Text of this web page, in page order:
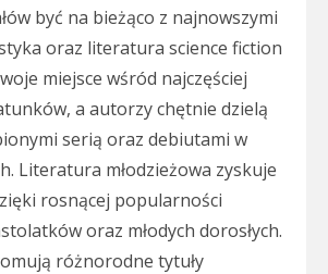
być na bieżąco z najnowszymi
oraz literatura science fiction
miejsce wśród najczęściej
a autorzy chętnie dzielą
serią oraz debiutami w
Literatura młodzieżowa zyskuje
rosnącej popularności
oraz młodych dorosłych.
różnorodne tytuły